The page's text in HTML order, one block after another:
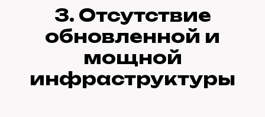
3. Отсутствие
обновленной и
мощной
инфраструктуры